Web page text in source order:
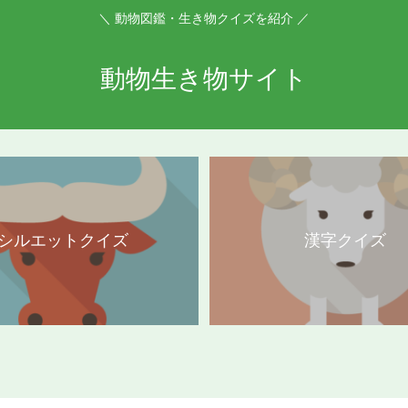
＼ 動物図鑑・生き物クイズを紹介 ／
動物生き物サイト
ルエットクイズ 漢字クイズ